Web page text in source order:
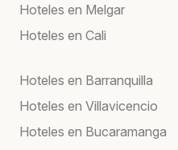
Hoteles en Melgar
Hoteles en Cali
Hoteles en Barranquilla
Hoteles en Villavicencio
Hoteles en Bucaramanga